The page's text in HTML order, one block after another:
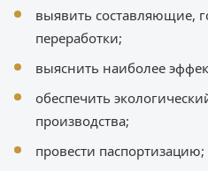
выявить составляющие,
переработки;
выяснить наиболее
обеспечить
производства;
провести паспортизацию;